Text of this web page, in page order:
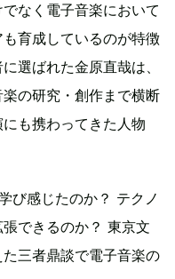
なく電子音楽において
育成しているのが特徴
選ばれた金原直哉は、
の研究・創作まで横断
も携わってきた人物
び感じたのか？ テクノ
できるのか？ 東京文
三者鼎談で電子音楽の